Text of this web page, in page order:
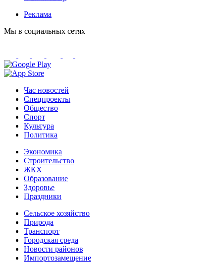
Реклама
Мы в социальных сетях
Час новостей
Спецпроекты
Общество
Спорт
Культура
Политика
Экономика
Строительство
ЖКХ
Образование
Здоровье
Праздники
Сельское хозяйство
Природа
Транспорт
Городская среда
Новости районов
Импортозамещение